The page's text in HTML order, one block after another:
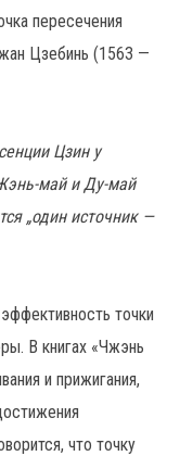
пересечения
Цзебинь (1563 —
Цзин у
май и Ду-май
„один источник —
точки
В книгах «Чжэнь
и прижигания,
что точку